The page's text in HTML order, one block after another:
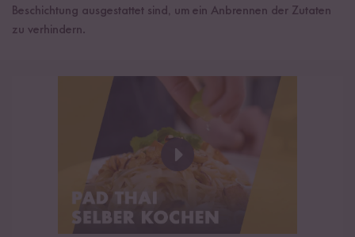
Beschichtung ausgestattet sind, um ein Anbrennen der Zutaten
zu verhindern.